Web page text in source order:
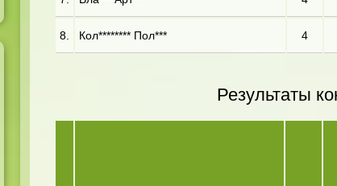
8. Кол******** Пол*** 4
Результаты